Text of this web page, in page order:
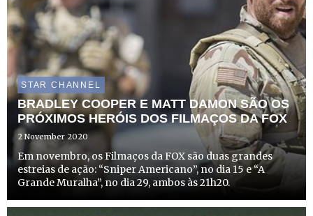
STAR CHANNEL
BRADLEY COOPER E MATT DAMON SÃO OS
PRÓXIMOS HERÓIS DOS FILMAÇOS DA FOX
2 November 2020
Em novembro, os Filmaços da FOX são duas grandes
estreias de ação: “Sniper Americano”, no dia 15 e “A
Grande Muralha”, no dia 29, ambos às 21h20.